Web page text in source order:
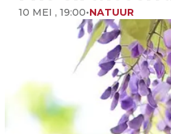
10 MEI , 19:00•NATUUR